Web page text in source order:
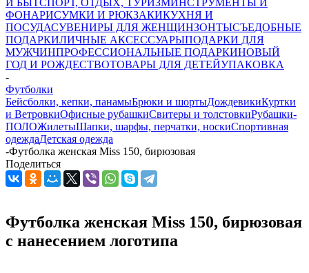
И БЫТСПОРТ, ОТДЫХ, ТУРИЗМИНСТРУМЕНТЫ И
ФОНАРИСУМКИ И РЮКЗАКИКУХНЯ И
ПОСУДАСУВЕНИРЫ ДЛЯ ЖЕНЩИНЗОНТЫСЪЕДОБНЫЕ
ПОДАРКИЛИЧНЫЕ АКСЕССУАРЫПОДАРКИ ДЛЯ
МУЖЧИНПРОФЕССИОНАЛЬНЫЕ ПОДАРКИНОВЫЙ
ГОД И РОЖДЕСТВОТОВАРЫ ДЛЯ ДЕТЕЙУПАКОВКА
-
Футболки
Бейсболки, кепки, панамыБрюки и шортыДождевикиКуртки
и ВетровкиОфисные рубашкиСвитеры и толстовкиРубашки-
ПОЛОЖилетыШапки, шарфы, перчатки, носкиСпортивная
одеждаДетская одежда
-Футболка женская Miss 150, бирюзовая
Поделиться
Футболка женская Miss 150, бирюзовая
с нанесением логотипа